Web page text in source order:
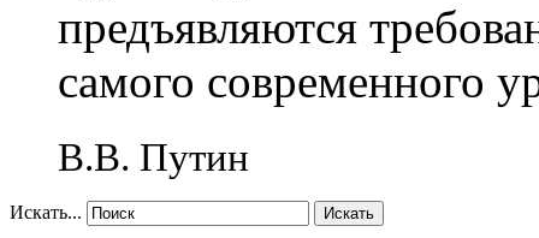
предъявляются
самого современного
В.В. Путин
Искать... Искать